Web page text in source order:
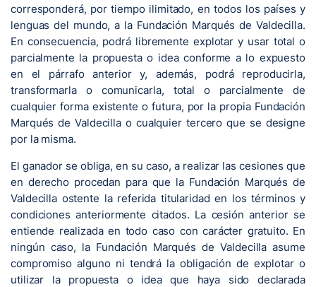
corresponderá, por tiempo ilimitado, en todos los países y
lenguas del mundo, a la Fundación Marqués de Valdecilla.
En consecuencia, podrá libremente explotar y usar total o
parcialmente la propuesta o idea conforme a lo expuesto
en el párrafo anterior y, además, podrá reproducirla,
transformarla o comunicarla, total o parcialmente de
cualquier forma existente o futura, por la propia Fundación
Marqués de Valdecilla o cualquier tercero que se designe
por la misma.
El ganador se obliga, en su caso, a realizar las cesiones que
en derecho procedan para que la Fundación Marqués de
Valdecilla ostente la referida titularidad en los términos y
condiciones anteriormente citados. La cesión anterior se
entiende realizada en todo caso con carácter gratuito. En
ningún caso, la Fundación Marqués de Valdecilla asume
compromiso alguno ni tendrá la obligación de explotar o
utilizar la propuesta o idea que haya sido declarada